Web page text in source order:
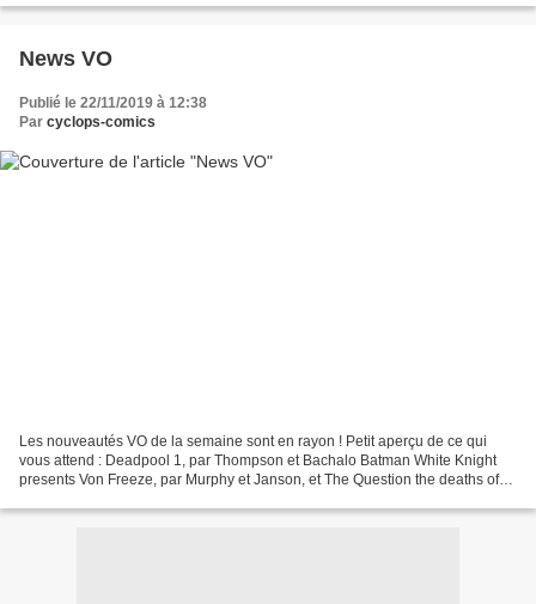
News VO
Publié le 22/11/2019 à 12:38
Par cyclops-comics
Les nouveautés VO de la semaine sont en rayon ! Petit aperçu de ce qui
vous attend : Deadpool 1, par Thompson et Bachalo Batman White Knight
presents Von Freeze, par Murphy et Janson, et The Question the deaths of